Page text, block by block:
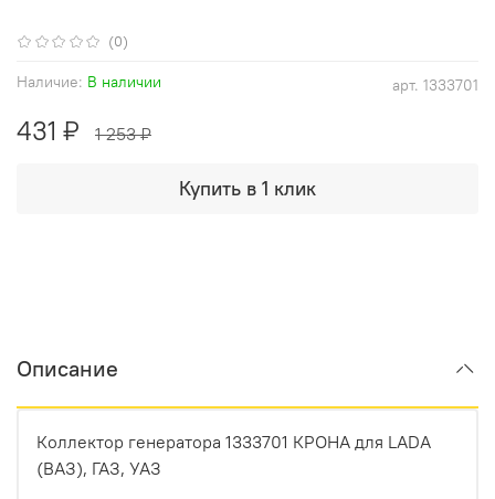
(0)
арт. 1333701
Наличие: В наличии
431 ₽ 1 253 ₽
Купить в 1 клик
Описание
Коллектор генератора 1333701 КРОНА для LADA
(ВАЗ), ГАЗ, УАЗ